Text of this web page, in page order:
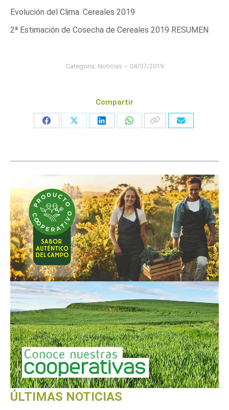
Evolución del Clima. Cereales 2019
2ª Estimación de Cosecha de Cereales 2019 RESUMEN
Categoria: Noticias 04/07/2019
Compartir
Share
Share
Share
Share
ÚLTIMAS NOTICIAS